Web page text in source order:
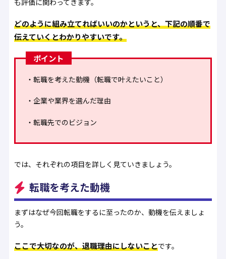
どのように組み立てればいいのかというと、下記の順番で
伝えていくとわかりやすいです。
ポイント
・転職を考えた動機（転職で叶えたいこと）
・企業や業界を選んだ理由
・転職先でのビジョン
では、それぞれの項目を詳しく見ていきましょう。
転職を考えた動機
まずはなぜ今回転職をするに至ったのか、動機を伝えましょ
う。
ここで大切なのが、退職理由にしないことです。